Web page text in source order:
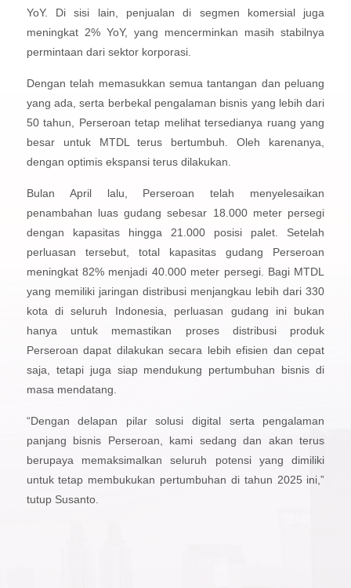
YoY. Di sisi lain, penjualan di segmen komersial juga
meningkat 2% YoY, yang mencerminkan masih stabilnya
permintaan dari sektor korporasi.
Dengan telah memasukkan semua tantangan dan peluang
yang ada, serta berbekal pengalaman bisnis yang lebih dari
50 tahun, Perseroan tetap melihat tersedianya ruang yang
besar untuk MTDL terus bertumbuh. Oleh karenanya,
dengan optimis ekspansi terus dilakukan.
Bulan April lalu, Perseroan telah menyelesaikan
penambahan luas gudang sebesar 18.000 meter persegi
dengan kapasitas hingga 21.000 posisi palet. Setelah
perluasan tersebut, total kapasitas gudang Perseroan
meningkat 82% menjadi 40.000 meter persegi. Bagi MTDL
yang memiliki jaringan distribusi menjangkau lebih dari 330
kota di seluruh Indonesia, perluasan gudang ini bukan
hanya untuk memastikan proses distribusi produk
Perseroan dapat dilakukan secara lebih efisien dan cepat
saja, tetapi juga siap mendukung pertumbuhan bisnis di
masa mendatang.
“Dengan delapan pilar solusi digital serta pengalaman
panjang bisnis Perseroan, kami sedang dan akan terus
berupaya memaksimalkan seluruh potensi yang dimiliki
untuk tetap membukukan pertumbuhan di tahun 2025 ini,”
tutup Susanto.